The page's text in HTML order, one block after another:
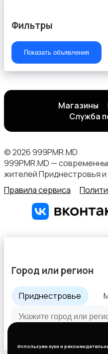
Аксессуары
Фильтры
Показать объявления
Магазины
Служба
© 2026 999PMR.MD
999PMR.MD —
жителей Приднестровья
Правила сервиса
Используем куки и
Город или регион
Приднестровье